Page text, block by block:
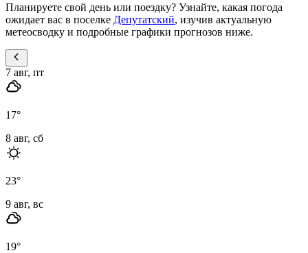
Планируете свой день или поездку? Узнайте, какая погода
ожидает вас в поселке Депутатский, изучив актуальную
метеосводку и подробные графики прогнозов ниже.
7 авг, пт
17°
8 авг, сб
23°
9 авг, вс
19°